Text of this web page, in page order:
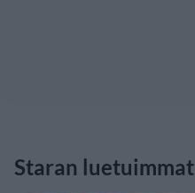
Staran luetuimmat